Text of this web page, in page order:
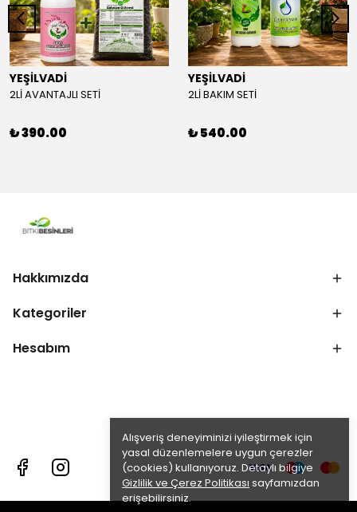
Alışveriş deneyiminizi iyileştirmek için
yasal düzenlemelere uygun çerezler
(cookies) kullanıyoruz. Detaylı bilgiye
Gizlilik ve Çerez Politikası sayfamızdan
erişebilirsiniz.
YEŞİLVADİ
2Lİ AVANTAJLI SETİ
₺ 390.00
YEŞİLVADİ
2Lİ BAKIM SETİ
₺ 540.00
Hakkımızda
Kategoriler
Hesabım